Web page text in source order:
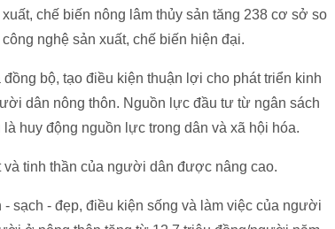
chế biến nông lâm thủy sản tăng 238 cơ sở so
nghệ sản xuất, chế biến hiện đại.
bộ, tạo điều kiện thuận lợi cho phát triển kinh
dân nông thôn. Nguồn lực đầu tư từ ngân sách
huy động nguồn lực trong dân và xã hội hóa.
tinh thần của người dân được nâng cao.
sạch - đẹp, điều kiện sống và làm việc của người